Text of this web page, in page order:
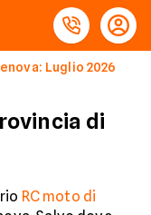
Luglio 2026
di
RC moto di